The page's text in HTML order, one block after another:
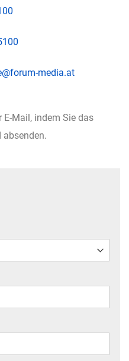
media.at
E-Mail, indem Sie das